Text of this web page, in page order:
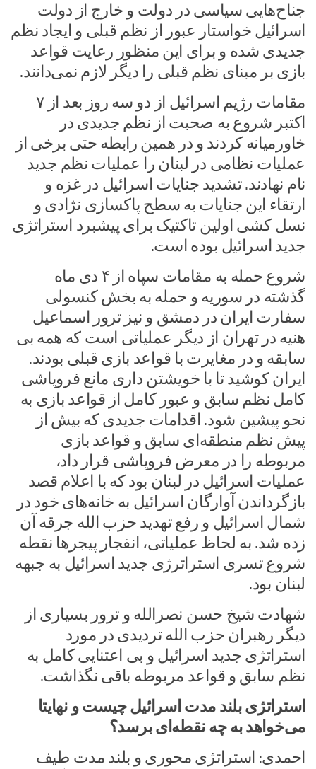
جناح‌هایی سیاسی در دولت و خارج از دولت
اسرائیل خواستار عبور از نظم قبلی و ایجاد نظم
جدیدی شده و برای این منظور رعایت قواعد
بازی بر مبنای نظم قبلی را دیگر لازم نمی‌دانند.
مقامات رژیم اسرائیل از دو سه روز بعد از ۷
اکتبر شروع به صحبت از نظم جدیدی در
خاورمیانه کردند و در همین رابطه حتی برخی از
عملیات نظامی در لبنان را عملیات نظم جدید
نام نهادند. تشدید جنایات اسرائیل در غزه و
ارتقاء این جنایات به سطح پاکسازی نژادی و
نسل کشی اولین تاکتیک برای پیشبرد استراتژی
جدید اسرائیل بوده است.
شروع حمله به مقامات سپاه از ۴ دی ماه
گذشته در سوریه و حمله به بخش کنسولی
سفارت ایران در دمشق و نیز ترور اسماعیل
هنیه در تهران از دیگر عملیاتی است که همه بی
سابقه و در مغایرت با قواعد بازی قبلی بودند.
ایران کوشید تا با خویشتن داری مانع فروپاشی
کامل نظم سابق و عبور کامل از قواعد بازی به
نحو پیشین شود. اقدامات جدیدی که بیش از
پیش نظم منطقه‌ای سابق و قواعد بازی
مربوطه را در معرض فروپاشی قرار داد،
عملیات اسرائیل در لبنان بود که با اعلام قصد
بازگرداندن آوارگان اسرائیل به خانه‌های خود در
شمال اسرائیل و رفع تهدید حزب الله جرقه آن
زده شد. به لحاظ عملیاتی، انفجار پیجر‌ها نقطه
شروع تسری استراترژی جدید اسرائیل به جبهه
لبنان بود.
شهادت شیخ حسن نصرالله و ترور بسیاری از
دیگر رهبران حزب الله تردیدی در مورد
استراتژی جدید اسرائیل و بی اعتنایی کامل به
نظم سابق و قواعد مربوطه باقی نگذاشت.
استراتژی بلند مدت اسرائیل چیست و نهایتا
می‌خواهد به چه نقطه‌ای برسد؟
احمدی: استراتژی محوری و بلند مدت طیف